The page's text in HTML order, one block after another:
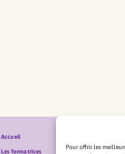
Pour offrir les
Accueil
Les formatrices